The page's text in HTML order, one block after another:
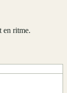
en ritme.